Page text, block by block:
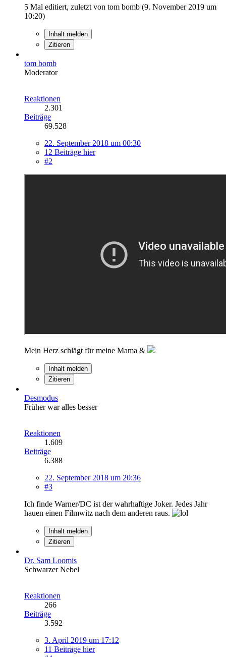
5 Mal editiert, zuletzt von tom bomb (9. November 2019 um
10:20)
Inhalt melden
Zitieren
tom bomb
Moderator
Reaktionen
2.301
Beiträge
69.528
22. September 2018 um 00:30
12 Beiträge hier
#2
Mein Herz schlägt für meine Mama &
Inhalt melden
Zitieren
Desmodus
Früher war alles besser
Reaktionen
1.609
Beiträge
6.388
22. September 2018 um 20:36
#3
Ich finde Warner/DC ist der wahrhaftige Joker. Jedes Jahr
hauen einen Filmwitz nach dem anderen raus.
Inhalt melden
Zitieren
Dr. Sam Loomis
Schwarzer Nebel
Reaktionen
266
Beiträge
3.592
3. April 2019 um 17:12
11 Beiträge hier